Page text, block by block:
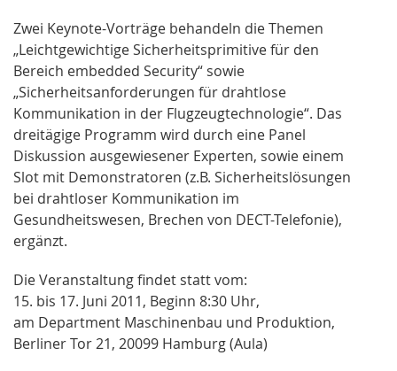
Zwei Keynote-Vorträge behandeln die Themen
„Leichtgewichtige Sicherheitsprimitive für den
Bereich embedded Security“ sowie
„Sicherheitsanforderungen für drahtlose
Kommunikation in der Flugzeugtechnologie“. Das
dreitägige Programm wird durch eine Panel
Diskussion ausgewiesener Experten, sowie einem
Slot mit Demonstratoren (z.B. Sicherheitslösungen
bei drahtloser Kommunikation im
Gesundheitswesen, Brechen von DECT-Telefonie),
ergänzt.
Die Veranstaltung findet statt vom:
15. bis 17. Juni 2011, Beginn 8:30 Uhr,
am Department Maschinenbau und Produktion,
Berliner Tor 21, 20099 Hamburg (Aula)